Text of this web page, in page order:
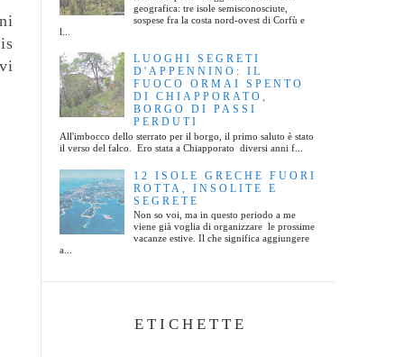
geografica: tre isole semisconosciute,
sospese fra la costa nord-ovest di Corfù e
l...
LUOGHI SEGRETI
D'APPENNINO: IL
FUOCO ORMAI SPENTO
DI CHIAPPORATO,
BORGO DI PASSI
PERDUTI
All'imbocco dello sterrato per il borgo, il primo saluto è stato
il verso del falco. Ero stata a Chiapporato diversi anni f...
12 ISOLE GRECHE FUORI
ROTTA, INSOLITE E
SEGRETE
Non so voi, ma in questo periodo a me
viene già voglia di organizzare le prossime
vacanze estive. Il che significa aggiungere
a...
ETICHETTE